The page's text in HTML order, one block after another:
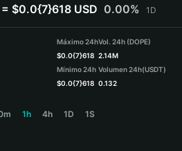
= $0.0{7}618 USD 0.00% 1D
Máximo 24h
$0.0{7}618
Mínimo 24h
$0.0{7}618
Vol. 24h (DOPE)
2.14M
Volumen 24h(USDT)
0.132
1h 4h 1D 1S